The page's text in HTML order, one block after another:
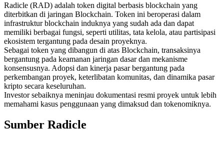
Copy Trading
Bergabunglah dengan pedagang top
Radicle (RAD) adalah token digital berbasis blockchain yang
diterbitkan di jaringan Blockchain. Token ini beroperasi dalam
infrastruktur blockchain induknya yang sudah ada dan dapat
memiliki berbagai fungsi, seperti utilitas, tata kelola, atau partisipasi
ekosistem tergantung pada desain proyeknya.
Sebagai token yang dibangun di atas Blockchain, transaksinya
bergantung pada keamanan jaringan dasar dan mekanisme
konsensusnya. Adopsi dan kinerja pasar bergantung pada
perkembangan proyek, keterlibatan komunitas, dan dinamika pasar
kripto secara keseluruhan.
Investor sebaiknya meninjau dokumentasi resmi proyek untuk lebih
memahami kasus penggunaan yang dimaksud dan tokenomiknya.
Sumber Radicle